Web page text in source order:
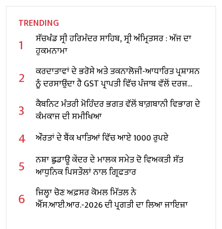
TRENDING
1
ਸੱਚਖੰਡ ਸ੍ਰੀ ਹਰਿਮੰਦਰ ਸਾਹਿਬ, ਸ੍ਰੀ ਅੰਮ੍ਰਿਤਸਰ : ਅੱਜ ਦਾ
ਹੁਕਮਨਾਮਾ
2
ਕਰਦਾਤਾਵਾਂ ਦੇ ਭਰੋਸੇ ਅਤੇ ਤਕਨਾਲੋਜੀ-ਆਧਾਰਿਤ ਪ੍ਰਸ਼ਾਸਨ
ਨੂੰ ਦਰਸਾਉਂਦਾ ਹੈ GST ਪ੍ਰਾਪਤੀ ਵਿੱਚ ਪੰਜਾਬ ਵੱਲੋਂ ਦਰਜ਼
24.45% ਦਾ ਸ਼ਾਨਦਾਰ ਵਾਧਾ: ਹਰਪਾਲ ਚੀਮਾ
3
ਕੈਬਨਿਟ ਮੰਤਰੀ ਮੋਹਿੰਦਰ ਭਗਤ ਵੱਲੋਂ ਬਾਗ਼ਬਾਨੀ ਵਿਭਾਗ ਦੇ
ਕੰਮਕਾਜ ਦੀ ਸਮੀਖਿਆ
4 ਔਰਤਾਂ ਦੇ ਬੈਂਕ ਖਾਤਿਆਂ ਵਿੱਚ ਆਏ 1000 ਰੁਪਏ
5
ਨਸ਼ਾ ਛੁਡਾਊ ਕੇਂਦਰ ਦੇ ਮਾਲਕ ਸਮੇਤ ਦੋ ਵਿਅਕਤੀ ਸੱਤ
ਆਧੁਨਿਕ ਪਿਸਤੌਲਾਂ ਨਾਲ ਗ੍ਰਿਫਤਾਰ
6
ਜ਼ਿਲ੍ਹਾ ਚੋਣ ਅਫ਼ਸਰ ਕੋਮਲ ਮਿੱਤਲ ਨੇ
ਐੱਸ.ਆਈ.ਆਰ.-2026 ਦੀ ਪ੍ਰਗਤੀ ਦਾ ਲਿਆ ਜਾਇਜ਼ਾ